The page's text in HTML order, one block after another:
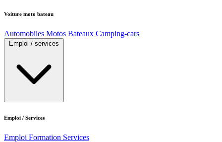
Voiture moto bateau
Automobiles Motos Bateaux Camping-cars
Emploi / services
Emploi / Services
Emploi Formation Services